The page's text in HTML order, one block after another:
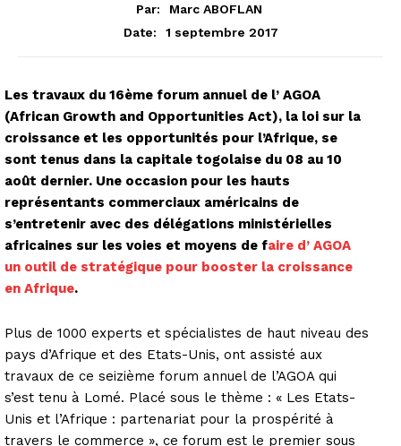
Par:
Marc ABOFLAN
Date:
1 septembre 2017
Les travaux du 16ème forum annuel de l’ AGOA
(African Growth and Opportunities Act), la loi sur la
croissance et les opportunités pour l’Afrique, se
sont tenus dans la capitale togolaise du 08 au 10
août dernier. Une occasion pour les hauts
représentants commerciaux américains de
s’entretenir avec des délégations ministérielles
africaines sur les voies et moyens de faire d’ AGOA
un outil de stratégique pour booster la croissance
en Afrique.
Plus de 1000 experts et spécialistes de haut niveau des
pays d’Afrique et des Etats-Unis, ont assisté aux
travaux de ce seizième forum annuel de l’AGOA qui
s’est tenu à Lomé. Placé sous le thème : « Les Etats-
Unis et l’Afrique : partenariat pour la prospérité à
travers le commerce », ce forum est le premier sous